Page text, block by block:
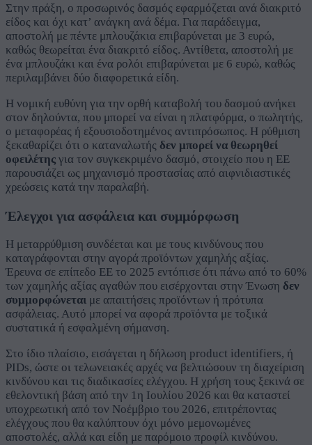
Στην πράξη, ο προσωρινός δασμός εφαρμόζεται ανά διακριτό
είδος και όχι κατ’ ανάγκη ανά δέμα. Για παράδειγμα,
αποστολή με πέντε μπλουζάκια επιβαρύνεται με 3 ευρώ,
καθώς θεωρείται ένα διακριτό είδος. Αντίθετα, αποστολή με
ένα μπλουζάκι και ένα ρολόι επιβαρύνεται με 6 ευρώ, καθώς
περιλαμβάνει δύο διαφορετικά είδη.
Η νομική ευθύνη για την ορθή καταβολή του δασμού ανήκει
στον δηλούντα, που μπορεί να είναι η πλατφόρμα, ο πωλητής,
ο μεταφορέας ή εξουσιοδοτημένος αντιπρόσωπος. Η ρύθμιση
ξεκαθαρίζει ότι ο καταναλωτής δεν μπορεί να θεωρηθεί
οφειλέτης για τον συγκεκριμένο δασμό, στοιχείο που η ΕΕ
παρουσιάζει ως μηχανισμό προστασίας από αιφνιδιαστικές
χρεώσεις κατά την παραλαβή.
Έλεγχοι για ασφάλεια και συμμόρφωση
Η μεταρρύθμιση συνδέεται και με τους κινδύνους που
καταγράφονται στην αγορά προϊόντων χαμηλής αξίας.
Έρευνα σε επίπεδο ΕΕ το 2025 εντόπισε ότι πάνω από το 60%
των χαμηλής αξίας αγαθών που εισέρχονται στην Ένωση δεν
συμμορφώνεται με απαιτήσεις προϊόντων ή πρότυπα
ασφάλειας. Αυτό μπορεί να αφορά προϊόντα με τοξικά
συστατικά ή εσφαλμένη σήμανση.
Στο ίδιο πλαίσιο, εισάγεται η δήλωση product identifiers, ή
PIDs, ώστε οι τελωνειακές αρχές να βελτιώσουν τη διαχείριση
κινδύνου και τις διαδικασίες ελέγχου. Η χρήση τους ξεκινά σε
εθελοντική βάση από την 1η Ιουλίου 2026 και θα καταστεί
υποχρεωτική από τον Νοέμβριο του 2026, επιτρέποντας
ελέγχους που θα καλύπτουν όχι μόνο μεμονωμένες
αποστολές, αλλά και είδη με παρόμοιο προφίλ κινδύνου.